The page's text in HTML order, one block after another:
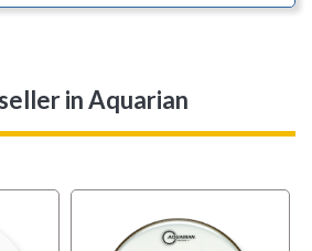
in Aquarian